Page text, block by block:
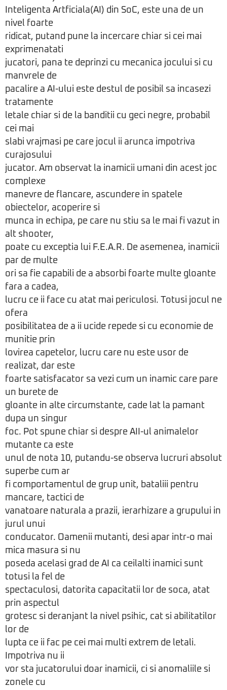
Inteligenta Artficiala(AI) din SoC, este una de un
nivel foarte
ridicat, putand pune la incercare chiar si cei mai
exprimenatati
jucatori, pana te deprinzi cu mecanica jocului si cu
manvrele de
pacalire a AI-ului este destul de posibil sa incasezi
tratamente
letale chiar si de la banditii cu geci negre, probabil
cei mai
slabi vrajmasi pe care jocul ii arunca impotriva
curajosului
jucator. Am observat la inamicii umani din acest joc
complexe
manevre de flancare, ascundere in spatele
obiectelor, acoperire si
munca in echipa, pe care nu stiu sa le mai fi vazut in
alt shooter,
poate cu exceptia lui F.E.A.R. De asemenea, inamicii
par de multe
ori sa fie capabili de a absorbi foarte multe gloante
fara a cadea,
lucru ce ii face cu atat mai periculosi. Totusi jocul ne
ofera
posibilitatea de a ii ucide repede si cu economie de
munitie prin
lovirea capetelor, lucru care nu este usor de
realizat, dar este
foarte satisfacator sa vezi cum un inamic care pare
un burete de
gloante in alte circumstante, cade lat la pamant
dupa un singur
foc. Pot spune chiar si despre AII-ul animalelor
mutante ca este
unul de nota 10, putandu-se observa lucruri absolut
superbe cum ar
fi comportamentul de grup unit, bataliii pentru
mancare, tactici de
vanatoare naturala a prazii, ierarhizare a grupului in
jurul unui
conducator. Oamenii mutanti, desi apar intr-o mai
mica masura si nu
poseda acelasi grad de AI ca ceilalti inamici sunt
totusi la fel de
spectaculosi, datorita capacitatii lor de soca, atat
prin aspectul
grotesc si deranjant la nivel psihic, cat si abilitatilor
lor de
lupta ce ii fac pe cei mai multi extrem de letali.
Impotriva nu ii
vor sta jucatorului doar inamicii, ci si anomaliile si
zonele cu